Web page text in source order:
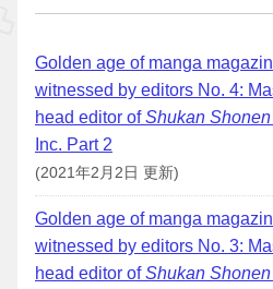
Golden age of manga
witnessed by editors No. 4:
head editor ofShukan
Inc. Part 2
(2021年2月2日 更新)
Golden age of manga
witnessed by editors No. 3:
head editor ofShukan